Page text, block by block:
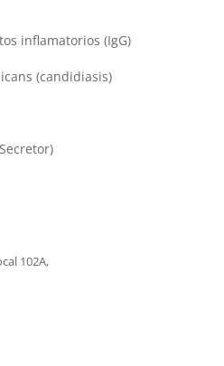
inflamatorios (IgG)
(candidiasis)
102A,